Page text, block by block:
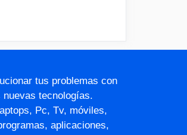
tus problemas con
tecnologías.
Pc, Tv, móviles,
aplicaciones,